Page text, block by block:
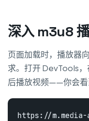
深入 m3u8
页面加载时，播放器
求。打开 DevTools
后播放视频——你会看
https://m.media-